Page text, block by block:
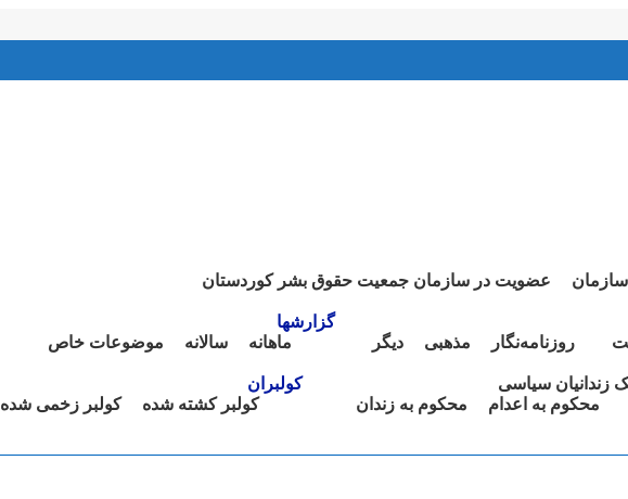
عضویت در سازمان جمعیت حقوق بشر کوردستان
روزنامەنگار مذهبی دیگر
گزارشها
ماهانە
سالانە موضوعات خاص
زندانیان سیاسی
محکوم بە اعدام
محکوم بە زندان
کولبران
کولبر کشتە شدە
کولبر زخمی شدە